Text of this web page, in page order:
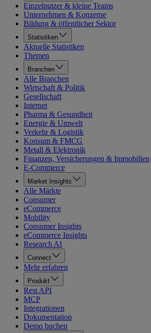
Einzelnutzer & kleine Teams
Unternehmen & Konzerne
Bildung & öffentlicher Sektor
Statistiken
Aktuelle Statistiken
Themen
Branchen
Alle Branchen
Wirtschaft & Politik
Gesellschaft
Internet
Pharma & Gesundheit
Energie & Umwelt
Verkehr & Logistik
Konsum & FMCG
Metall & Elektronik
Finanzen, Versicherungen & Immobilien
E-Commerce
Market Insights
Alle Märkte
Consumer
eCommerce
Mobility
Consumer Insights
eCommerce Insights
Research AI
Connect
Mehr erfahren
Produkt
Rest API
MCP
Integrationen
Dokumentation
Demo buchen